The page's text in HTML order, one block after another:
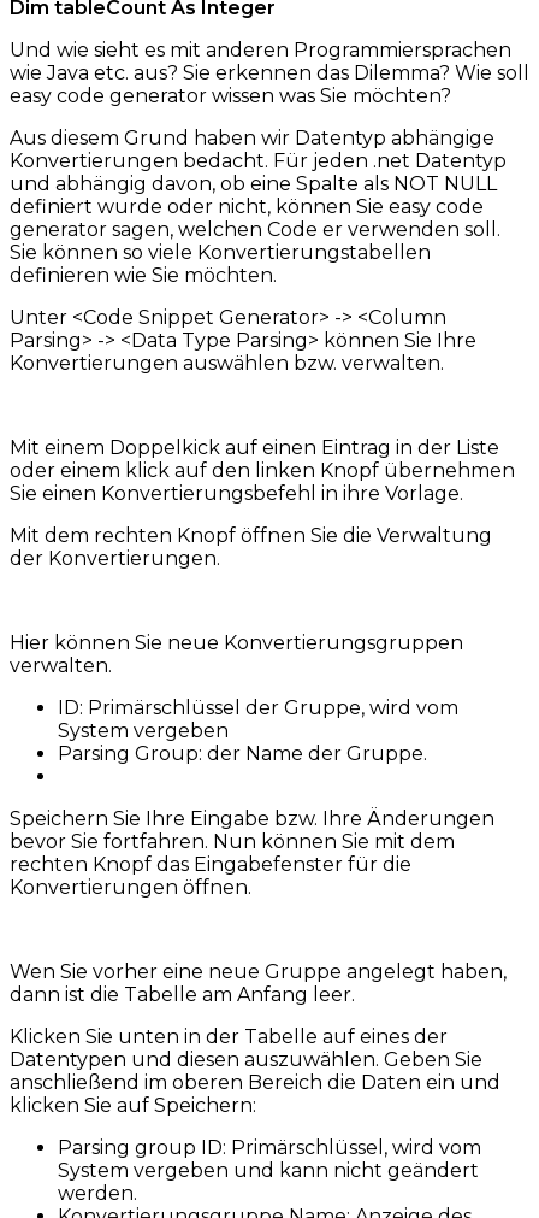
Dim tableCount As Integer
Und wie sieht es mit anderen Programmiersprachen
wie Java etc. aus? Sie erkennen das Dilemma? Wie soll
easy code generator wissen was Sie möchten?
Aus diesem Grund haben wir Datentyp abhängige
Konvertierungen bedacht. Für jeden .net Datentyp
und abhängig davon, ob eine Spalte als NOT NULL
definiert wurde oder nicht, können Sie easy code
generator sagen, welchen Code er verwenden soll.
Sie können so viele Konvertierungstabellen
definieren wie Sie möchten.
Unter <Code Snippet Generator> -> <Column
Parsing> -> <Data Type Parsing> können Sie Ihre
Konvertierungen auswählen bzw. verwalten.
Mit einem Doppelkick auf einen Eintrag in der Liste
oder einem klick auf den linken Knopf übernehmen
Sie einen Konvertierungsbefehl in ihre Vorlage.
Mit dem rechten Knopf öffnen Sie die Verwaltung
der Konvertierungen.
Hier können Sie neue Konvertierungsgruppen
verwalten.
ID: Primärschlüssel der Gruppe, wird vom
System vergeben
Parsing Group: der Name der Gruppe.
Speichern Sie Ihre Eingabe bzw. Ihre Änderungen
bevor Sie fortfahren. Nun können Sie mit dem
rechten Knopf das Eingabefenster für die
Konvertierungen öffnen.
Wen Sie vorher eine neue Gruppe angelegt haben,
dann ist die Tabelle am Anfang leer.
Klicken Sie unten in der Tabelle auf eines der
Datentypen und diesen auszuwählen. Geben Sie
anschließend im oberen Bereich die Daten ein und
klicken Sie auf Speichern:
Parsing group ID: Primärschlüssel, wird vom
System vergeben und kann nicht geändert
werden.